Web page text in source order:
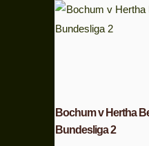
Bochum v Hertha
Bundesliga 2